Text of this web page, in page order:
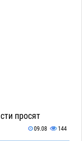
просят
09.08 144